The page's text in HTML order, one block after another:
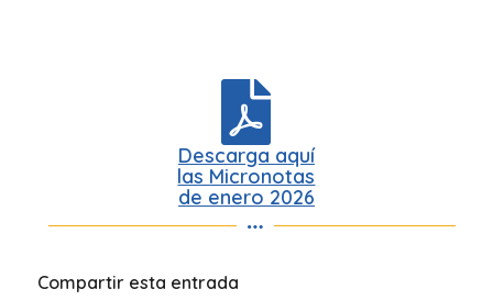
Descarga aquí
las Micronotas
de enero 2026
Compartir esta entrada